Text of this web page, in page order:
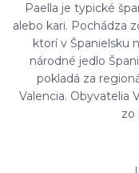
Paella je typické
alebo kari. Pochádza
ktorí v Španielsku
národné jedlo
pokladá za
Valencia. Obyvatelia
zo